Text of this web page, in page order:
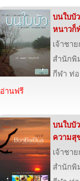
บนใบบั
หนาวก็
เจ้าชา
สำนักพิ
กีฬา ท่
อ่านฟรี
บนใบบั
ความสุ
เจ้าชา
สำนักพิ